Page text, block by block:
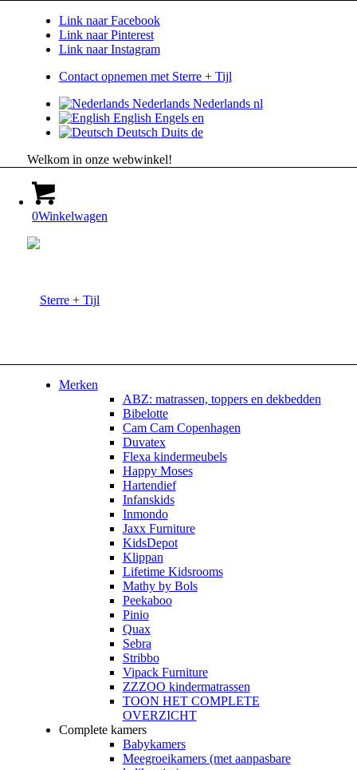
Link naar Facebook
Link naar Pinterest
Link naar Instagram
Contact opnemen met Sterre + Tijl
Nederlands Nederlands nl
English Engels en
Deutsch Duits de
Welkom in onze webwinkel!
0Winkelwagen
Merken
ABZ: matrassen, toppers en dekbedden
Bibelotte
Cam Cam Copenhagen
Duvatex
Flexa kindermeubels
Happy Moses
Hartendief
Infanskids
Inmondo
Jaxx Furniture
KidsDepot
Klippan
Lifetime Kidsrooms
Mathy by Bols
Peekaboo
Pinio
Quax
Sebra
Stribbo
Vipack Furniture
ZZZOO kindermatrassen
TOON HET COMPLETE
OVERZICHT
Complete kamers
Babykamers
Meegroeikamers (met aanpasbare